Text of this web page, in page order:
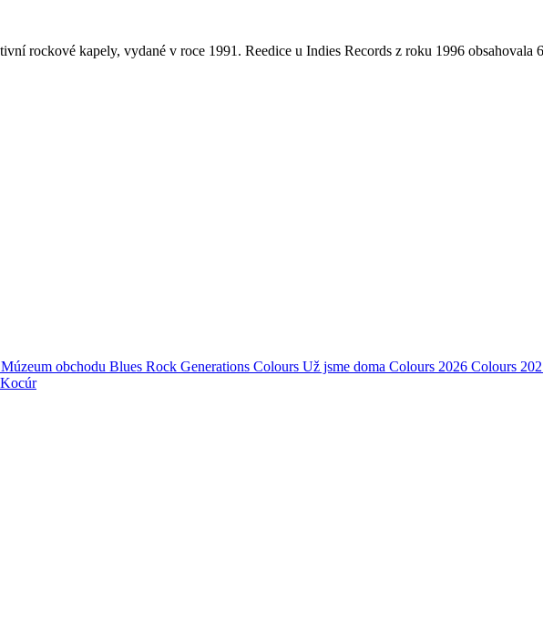
rockové kapely, vydané v roce 1991. Reedice u Indies Records z roku 1996 obsahovala
Múzeum obchodu Blues Rock Generations Colours Už jsme doma Colours 2026 Colours
Kocúr